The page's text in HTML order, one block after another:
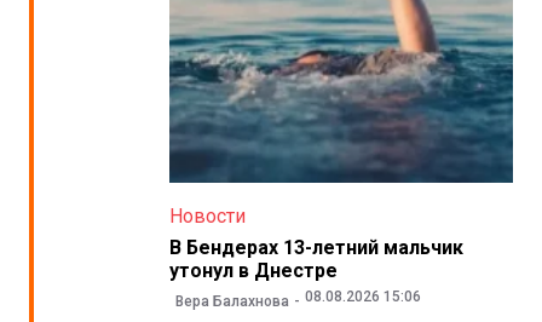
Новости
В Бендерах 13-летний мальчик
утонул в Днестре
Вера Балахнова 08.08.2026 15:06